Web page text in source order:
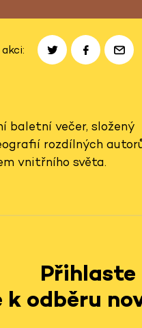
baletní večer, složený
rozdílných
vnitřního světa.
Přihlaste
k odběru